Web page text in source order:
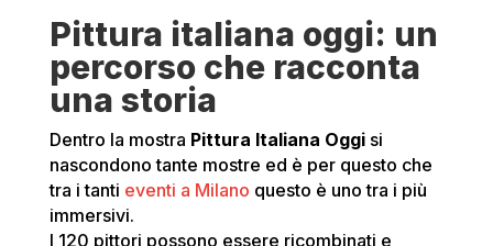
Pittura italiana oggi: un
percorso che racconta
una storia
Dentro la mostra Pittura Italiana Oggisi
nascondono tante mostre ed è per questo che
tra i tanti eventi a Milano questo è uno tra i più
immersivi.
I 120 pittori possono essere ricombinati e